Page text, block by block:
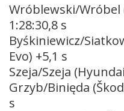
Wróblewski/Wróbel
1:28:30,8 s
Byśkiniewicz/
Evo) +5,1 s
Szeja/Szeja
Grzyb/Binięda
s